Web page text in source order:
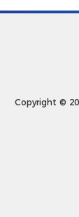
Copyright ©